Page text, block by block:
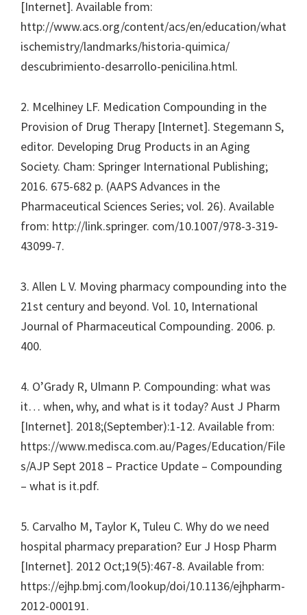
[Internet]. Available from:
http://www.acs.org/content/acs/en/education/what
ischemistry/landmarks/historia-quimica/
descubrimiento-desarrollo-penicilina.html.
2. Mcelhiney LF. Medication Compounding in the
Provision of Drug Therapy [Internet]. Stegemann S,
editor. Developing Drug Products in an Aging
Society. Cham: Springer International Publishing;
2016. 675-682 p. (AAPS Advances in the
Pharmaceutical Sciences Series; vol. 26). Available
from: http://link.springer. com/10.1007/978-3-319-
43099-7.
3. Allen L V. Moving pharmacy compounding into the
21st century and beyond. Vol. 10, International
Journal of Pharmaceutical Compounding. 2006. p.
400.
4. O’Grady R, Ulmann P. Compounding: what was
it… when, why, and what is it today? Aust J Pharm
[Internet]. 2018;(September):1-12. Available from:
https://www.medisca.com.au/Pages/Education/File
s/AJP Sept 2018 – Practice Update – Compounding
– what is it.pdf.
5. Carvalho M, Taylor K, Tuleu C. Why do we need
hospital pharmacy preparation? Eur J Hosp Pharm
[Internet]. 2012 Oct;19(5):467-8. Available from:
https://ejhp.bmj.com/lookup/doi/10.1136/ejhpharm-
2012-000191.